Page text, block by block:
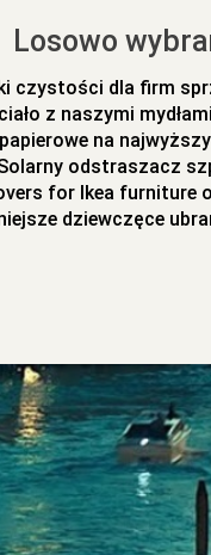
Losowo
czystości dla firm
z naszymi
na
odstraszacz
for Ikea furniture
dziewczęce